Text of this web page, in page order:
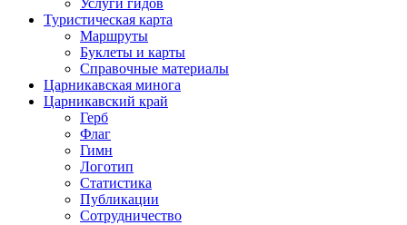
Услуги гидов
Туристическая карта
Маршруты
Буклеты и карты
Справочные материалы
Царникавская минога
Царникавский край
Герб
Флаг
Гимн
Логотип
Статистика
Публикации
Сотрудничество